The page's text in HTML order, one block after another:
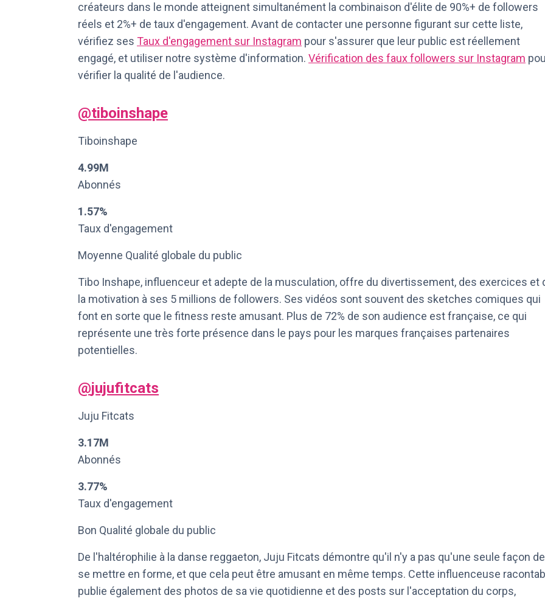
créateurs dans le monde atteignent simultanément la combinaison d'élite de 90%+ de followers
réels et 2%+ de taux d'engagement. Avant de contacter une personne figurant sur cette liste,
vérifiez ses Taux d'engagement sur Instagram pour s'assurer que leur public est réellement
engagé, et utiliser notre système d'information. Vérification des faux followers sur Instagram
vérifier la qualité de l'audience.
@tiboinshape
Tiboinshape
4.99M
Abonnés
1.57%
Taux d'engagement
Moyenne Qualité globale du public
Tibo Inshape, influenceur et adepte de la musculation, offre du divertissement, des exercices et
la motivation à ses 5 millions de followers. Ses vidéos sont souvent des sketches comiques qui
font en sorte que le fitness reste amusant. Plus de 72% de son audience est française, ce qui
représente une très forte présence dans le pays pour les marques françaises partenaires
potentielles.
@jujufitcats
Juju Fitcats
3.17M
Abonnés
3.77%
Taux d'engagement
Bon Qualité globale du public
De l'haltérophilie à la danse reggaeton, Juju Fitcats démontre qu'il n'y a pas qu'une seule façon de
se mettre en forme, et que cela peut être amusant en même temps. Cette influenceuse
publie également des photos de sa vie quotidienne et des posts sur l'acceptation du corps,